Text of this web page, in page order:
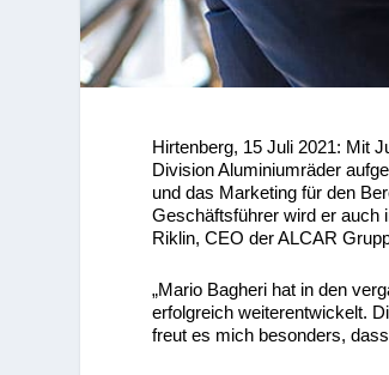
Hirtenberg, 15 Juli 2021: Mit
Division Aluminiumräder
und das Marketing für den
Geschäftsführer wird er auch
Riklin, CEO der ALCAR
„Mario Bagheri hat in den
erfolgreich weiterentwickelt.
freut es mich besonders,